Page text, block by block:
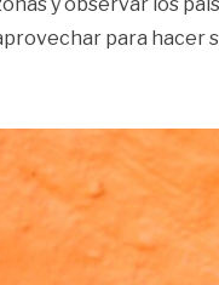
para hacer